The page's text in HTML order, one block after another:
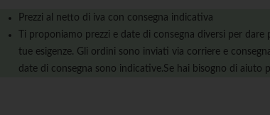
Prezzi al netto di iva con consegna indicativa
Ti proponiamo prezzi e date di consegna diversi per
tue esigenze. Gli ordini sono inviati via corriere e
date di consegna sono indicative.Se hai bisogno di aiuto